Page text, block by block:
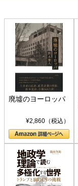
廃墟のヨーロッパ
¥2,860（税込）